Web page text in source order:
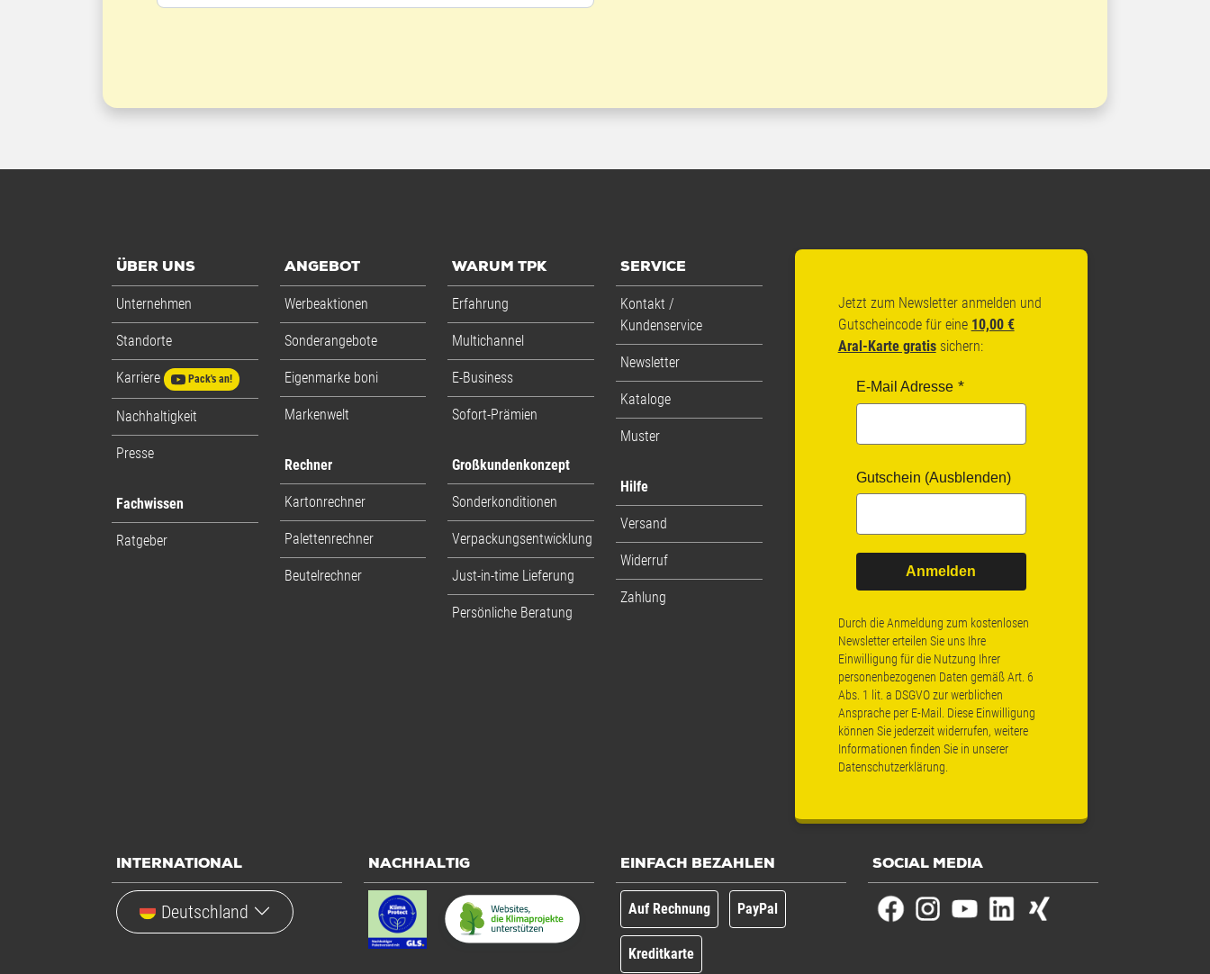
ÜBER UNS
Unternehmen
Standorte
Karriere Pack's an!
Nachhaltigkeit
Presse
Fachwissen
Ratgeber
ANGEBOT
Werbeaktionen
Sonderangebote
Eigenmarke boni
Markenwelt
Rechner
Kartonrechner
Palettenrechner
Beutelrechner
WARUM TPK
Erfahrung
Multichannel
E-Business
Sofort-Prämien
Großkundenkonzept
Sonderkonditionen
Verpackungsentwicklung
Just-in-time Lieferung
Persönliche Beratung
SERVICE
Kontakt /
Kundenservice
Newsletter
Kataloge
Muster
Hilfe
Versand
Widerruf
Zahlung
Jetzt zum Newsletter anmelden und
Gutscheincode für eine 10,00 €
Aral-Karte gratissichern:
E-Mail Adresse
Gutschein (Ausblenden)
Anmelden
Durch die Anmeldung zum kostenlosen
Newsletter erteilen Sie uns Ihre
Einwilligung für die Nutzung Ihrer
personenbezogenen Daten gemäß Art. 6
Abs. 1 lit. a DSGVO zur werblichen
Ansprache per E-Mail. Diese Einwilligung
können Sie jederzeit widerrufen, weitere
Informationen finden Sie in unserer
Datenschutzerklärung
INTERNATIONAL
Deutschland
NACHHALTIG EINFACH BEZAHLEN
Auf Rechnung PayPal
Kreditkarte
SOCIAL MEDIA